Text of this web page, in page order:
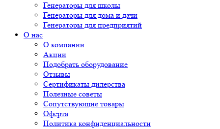
Генераторы для школы
Генераторы для дома и дачи
Генераторы для предприятий
О нас
О компании
Акции
Подобрать оборудование
Отзывы
Сертификаты дилерства
Полезные советы
Сопутствующие товары
Оферта
Политика конфиденциальности